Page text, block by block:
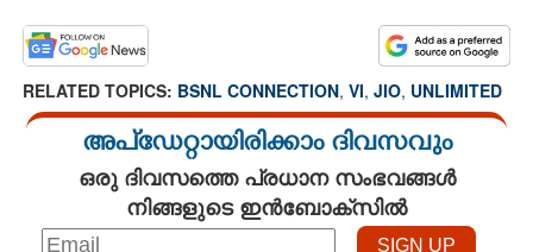
RELATED TOPICS: BSNL CONNECTION, VI, JIO, UNLIMITED
അപ്ഡേറ്റായിരിക്കാം ദിവസവും
ഒരു ദിവസത്തെ പ്രധാന സംഭവങ്ങൾ
നിങ്ങളുടെ ഇൻബോക്സിൽ